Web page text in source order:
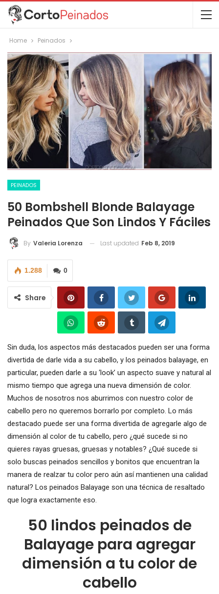
Home Peinados
PEINADOS
50 Bombshell Blonde Balayage
Peinados Que Son Lindos Y Fáciles
By Valeria Lorenza Last updated Feb 8, 2019
0
1.288
Share
Sin duda, los aspectos más destacados pueden ser una forma
divertida de darle vida a su cabello, y los peinados balayage, en
particular, pueden darle a su ‘look’ un aspecto suave y natural al
mismo tiempo que agrega una nueva dimensión de color.
Muchos de nosotros nos aburrimos con nuestro color de
cabello pero no queremos borrarlo por completo. Lo más
destacado puede ser una forma divertida de agregarle algo de
dimensión al color de tu cabello, pero ¿qué sucede si no
quieres rayas gruesas, gruesas y notables? ¿Qué sucede si
solo buscas peinados sencillos y bonitos que encuentran la
manera de realzar tu color pero aún así mantienen una calidad
natural? Los peinados Balayage son una técnica de resaltado
que logra exactamente eso.
50 lindos peinados de
Balayage para agregar
dimensión a tu color de
cabello